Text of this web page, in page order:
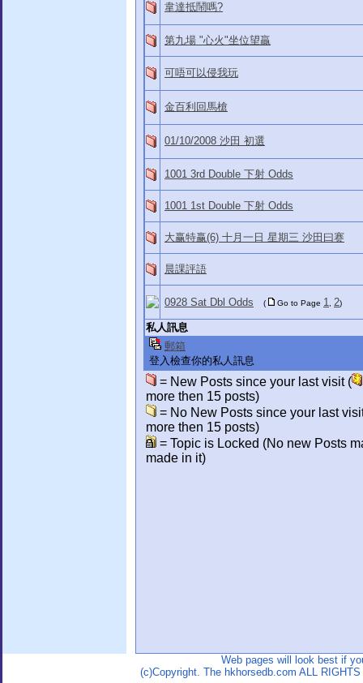
韋達抵鬧嗎?
第九場 "心火"坐位望贏
可唔可以侵我玩
金百利回馬槍
01/10/2008 沙田 初選
1001 3rd Double 下射 Odds
1001 1st Double 下射 Odds
大赢特赢(6) 十月一日 星期三 沙田曰赛
晨課評語
0928 Sat Dbl Odds ( Go to Page 1 2)
私人訊息
郵箱
登入檢查你的私人訊息
= New Posts since your last visit (
more then 15 posts)
= No New Posts since your last
more then 15 posts)
= Topic is Locked (No new Posts
made in it)
Web pages will look best if
(c)Copyright. The hkhorsedb.com ALL